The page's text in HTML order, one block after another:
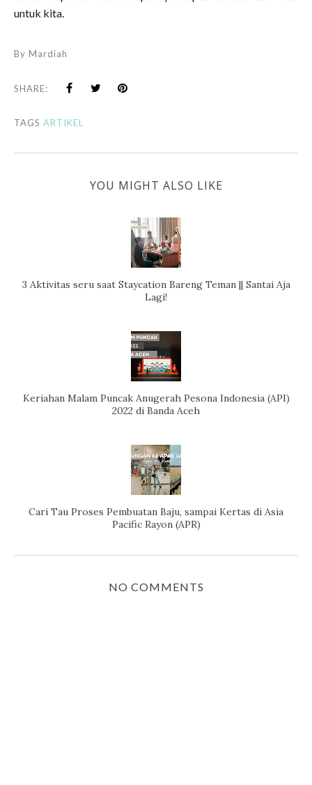
untuk kita.
By Mardiah
SHARE:
TAGS ARTIKEL
YOU MIGHT ALSO LIKE
3 Aktivitas seru saat Staycation Bareng Teman || Santai Aja
Lagi!
Keriahan Malam Puncak Anugerah Pesona Indonesia (API)
2022 di Banda Aceh
Cari Tau Proses Pembuatan Baju, sampai Kertas di Asia
Pacific Rayon (APR)
NO COMMENTS